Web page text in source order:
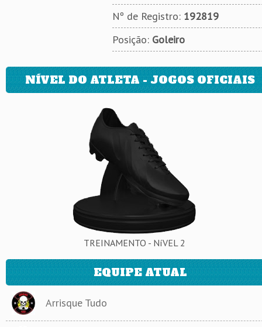
Nº de Registro: 192819
Posição: Goleiro
NÍVEL DO ATLETA - JOGOS OFICIAIS
TREINAMENTO - NíVEL 2
EQUIPE ATUAL
Arrisque Tudo